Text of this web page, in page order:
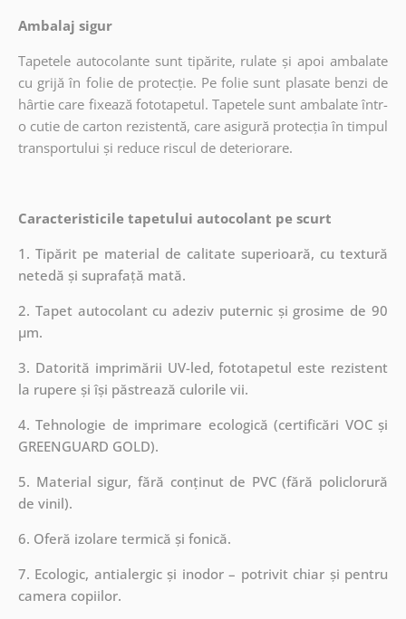
Ambalaj sigur
Tapetele autocolante sunt tipărite, rulate și apoi ambalate
cu grijă în folie de protecție. Pe folie sunt plasate benzi de
hârtie care fixează fototapetul. Tapetele sunt ambalate într-
o cutie de carton rezistentă, care asigură protecția în timpul
transportului și reduce riscul de deteriorare.
Caracteristicile tapetului autocolant pe scurt
1. Tipărit pe material de calitate superioară, cu textură
netedă și suprafață mată.
2. Tapet autocolant cu adeziv puternic și grosime de 90
µm.
3. Datorită imprimării UV-led, fototapetul este rezistent
la rupere și își păstrează culorile vii.
4. Tehnologie de imprimare ecologică (certificări VOC și
GREENGUARD GOLD).
5. Material sigur, fără conținut de PVC (fără policlorură
de vinil).
6. Oferă izolare termică și fonică.
7. Ecologic, antialergic și inodor – potrivit chiar și pentru
camera copiilor.